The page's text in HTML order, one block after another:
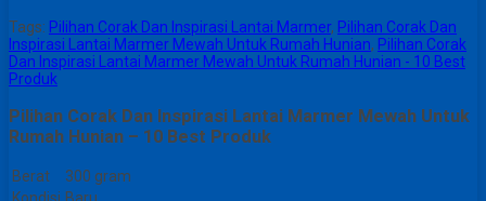
Tags: Pilihan Corak Dan Inspirasi Lantai Marmer, Pilihan Corak Dan
Inspirasi Lantai Marmer Mewah Untuk Rumah Hunian, Pilihan Corak
Dan Inspirasi Lantai Marmer Mewah Untuk Rumah Hunian - 10 Best
Produk
Pilihan Corak Dan Inspirasi Lantai Marmer Mewah Untuk
Rumah Hunian – 10 Best Produk
Berat
300 gram